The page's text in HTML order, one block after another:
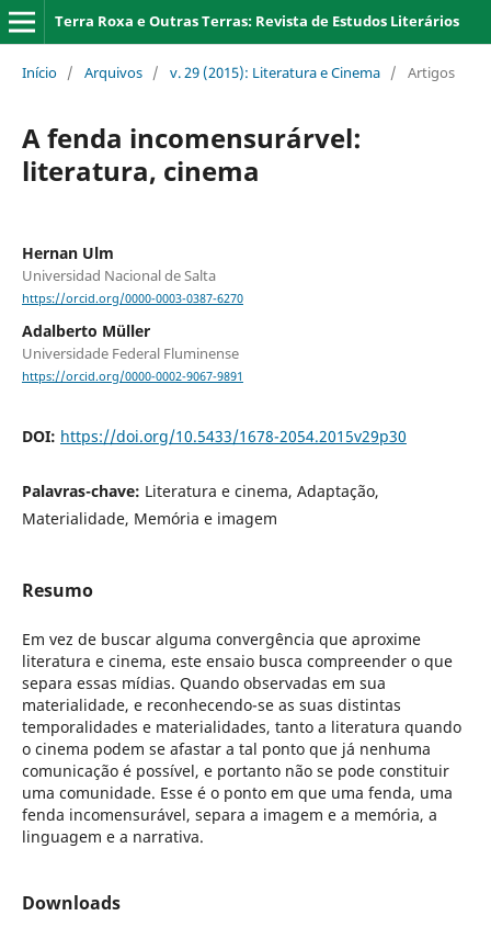
Terra Roxa e Outras Terras: Revista de Estudos Literários
Início / Arquivos / v. 29 (2015): Literatura e Cinema / Artigos
A fenda incomensurárvel:
literatura, cinema
Hernan Ulm
Universidad Nacional de Salta
https://orcid.org/0000-0003-0387-6270
Adalberto Müller
Universidade Federal Fluminense
https://orcid.org/0000-0002-9067-9891
DOI: https://doi.org/10.5433/1678-2054.2015v29p30
Palavras-chave: Literatura e cinema, Adaptação,
Materialidade, Memória e imagem
Resumo
Em vez de buscar alguma convergência que aproxime
literatura e cinema, este ensaio busca compreender o que
separa essas mídias. Quando observadas em sua
materialidade, e reconhecendo-se as suas distintas
temporalidades e materialidades, tanto a literatura quando
o cinema podem se afastar a tal ponto que já nenhuma
comunicação é possível, e portanto não se pode constituir
uma comunidade. Esse é o ponto em que uma fenda, uma
fenda incomensurável, separa a imagem e a memória, a
linguagem e a narrativa.
Downloads